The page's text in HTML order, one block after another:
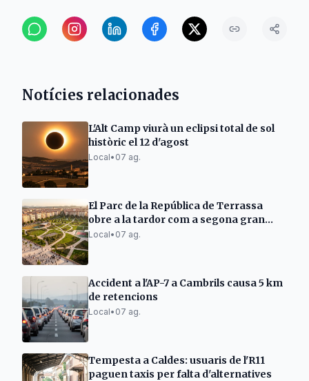
Notícies relacionades
L'Alt Camp viurà un eclipsi total de sol
històric el 12 d'agost
Local• 07 ag.
El Parc de la República de Terrassa
obre a la tardor com a segona gran
zona verda
Local• 07 ag.
Accident a l'AP-7 a Cambrils causa 5 km
de retencions
Local• 07 ag.
Tempesta a Caldes: usuaris de l'R11
paguen taxis per falta d'alternatives